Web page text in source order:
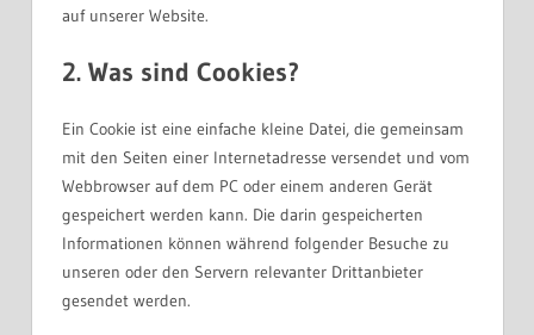
auf unserer Website.
2. Was sind Cookies?
Ein Cookie ist eine einfache kleine Datei, die gemeinsam
mit den Seiten einer Internetadresse versendet und vom
Webbrowser auf dem PC oder einem anderen Gerät
gespeichert werden kann. Die darin gespeicherten
Informationen können während folgender Besuche zu
unseren oder den Servern relevanter Drittanbieter
gesendet werden.